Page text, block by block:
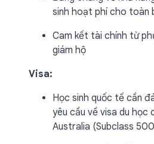
sinh hoạt phí cho toàn
Cam kết tài chính từ
giám hộ
Visa:
Học sinh quốc tế cần
yêu cầu về visa du học
Australia (Subclass